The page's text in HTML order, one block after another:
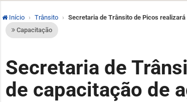
Início Trânsito
Secretaria de Trânsito de Picos
Capacitação
Secretaria de
de capacitação de